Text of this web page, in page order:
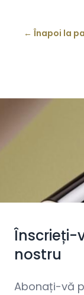
← Înapoi la
Înscrieți-
nostru
Abonați-vă